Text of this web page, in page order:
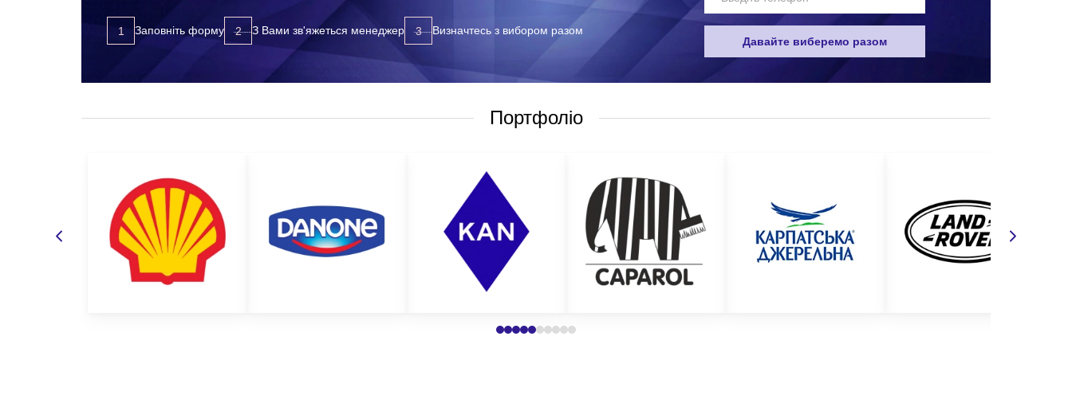
підвищуєте лояльність до компанії з боку співробітників;
розвиваєте корпоративну культуру;
просуваєте свій бренд за допомогою додаткової реклами.
Вибір матеріалів для виготовлення спецвзуття з логотипом – одне з найскладніших завдань. Адже, такі вироби мають бути максимально якісними та надійними. Робоче
травмувати працівника, і при цьому не викликатимуть дискомфорту від носіння таких виробів. Звичайно, дуже складно визначити універсальний набір захисного взуття, який
літнє спецвзуття;
зимове спецвзуття;
термостійке спецвзуття;
вологозахисне спецвзуття;
демісезонне спецвзуття;
захисне спецвзуття і багато іншого.
Заповніть форму З Вами зв'яжеться менеджер
Визначтесь з вибором разом
Давайте виберемо разом
Портфоліо